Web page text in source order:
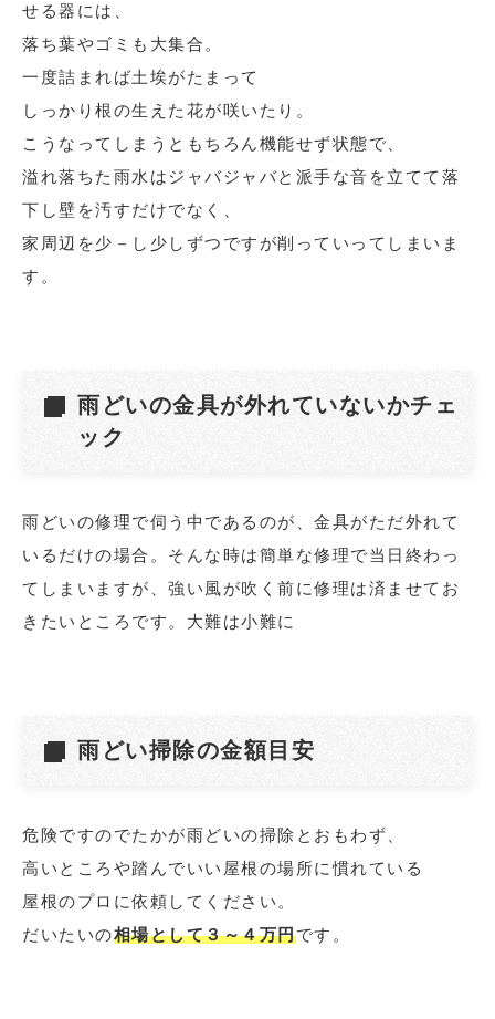
せる器には、
落ち葉やゴミも大集合。
一度詰まれば土埃がたまって
しっかり根の生えた花が咲いたり。
こうなってしまうともちろん機能せず状態で、
溢れ落ちた雨水はジャバジャバと派手な音を立てて落
下し壁を汚すだけでなく、
家周辺を少－し少しずつですが削っていってしまいま
す。
雨どいの金具が外れていないかチェ
ック
雨どいの修理で伺う中であるのが、金具がただ外れて
いるだけの場合。そんな時は簡単な修理で当日終わっ
てしまいますが、強い風が吹く前に修理は済ませてお
きたいところです。大難は小難に
雨どい掃除の金額目安
危険ですのでたかが雨どいの掃除とおもわず、
高いところや踏んでいい屋根の場所に慣れている
屋根のプロに依頼してください。
だいたいの相場として３～４万円です。